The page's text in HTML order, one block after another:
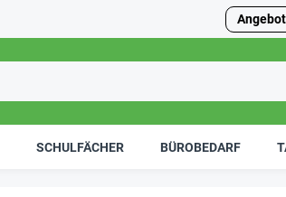
SCHULFÄCHER BÜROBEDARF